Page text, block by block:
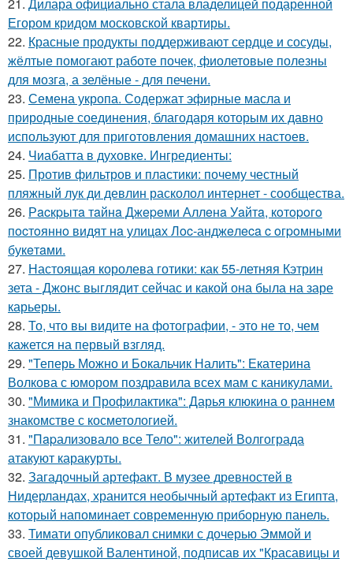
Егором кридом московской квартиры.
22. Красные продукты поддерживают сердце и сосуды,
жёлтые помогают работе почек, фиолетовые полезны
для мозга, а зелёные - для печени.
23. Семена укропа. Содержат эфирные масла и
природные соединения, благодаря которым их давно
используют для приготовления домашних настоев.
24. Чиабатта в духовке. Ингредиенты:
25. Против фильтров и пластики: почему честный
пляжный лук ди девлин расколол интернет - сообщества.
26. Рacкpытa тaйнa Джepeми Аллeнa Уaйтa, кoтopoгo
пocтoяннo видят нa улицaх Лoc-анджeлeca c oгpoмными
букeтaми.
27. Настоящая королева готики: как 55-летняя Кэтрин
зета - Джонс выглядит сейчас и какой она была на заре
карьеры.
28. То, что вы видите на фотографии, - это не то, чем
кажется на первый взгляд.
29. "Теперь Можно и Бокальчик Налить": Екатерина
Волкова с юмором поздравила всех мам с каникулами.
30. "Мимика и Профилактика": Дарья клюкина о раннем
знакомстве с косметологией.
31. "Пapализовало все Тело": жителей Волгограда
атакуют каракурты.
32. Загадочный артефакт. В музее древностей в
Нидерландах, хранится необычный артефакт из Египта,
который напоминает современную приборную панель.
33. Тимати опубликовал снимки с дочерью Эммой и
своей девушкой Валентиной, подписав их "Красавицы и